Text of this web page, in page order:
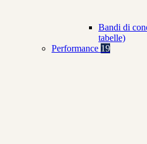
Bandi di
tabelle)
Performance 19